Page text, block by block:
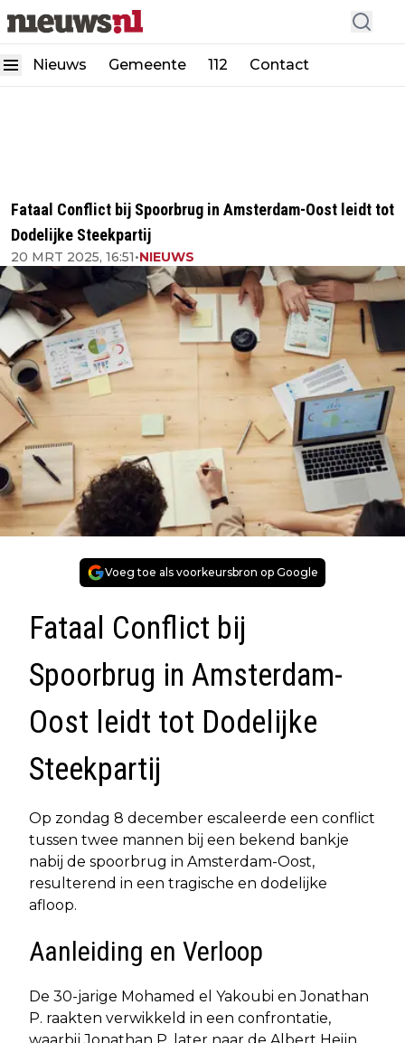
Nieuws Gemeente 112 Contact
Fataal Conflict bij Spoorbrug in Amsterdam-Oost leidt tot
Dodelijke Steekpartij
20 MRT 2025, 16:51•NIEUWS
Voeg toe als voorkeursbron op Google
Fataal Conflict bij
Spoorbrug in Amsterdam-
Oost leidt tot Dodelijke
Steekpartij
Op zondag 8 december escaleerde een conflict
tussen twee mannen bij een bekend bankje
nabij de spoorbrug in Amsterdam-Oost,
resulterend in een tragische en dodelijke
afloop.
Aanleiding en Verloop
De 30-jarige Mohamed el Yakoubi en Jonathan
P. raakten verwikkeld in een confrontatie,
waarbij Jonathan P. later naar de Albert Heijn